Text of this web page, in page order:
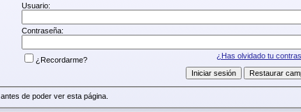
Usuario:
Contraseña:
¿Has olvidado tu
¿Recordarme?
antes de poder ver esta página.